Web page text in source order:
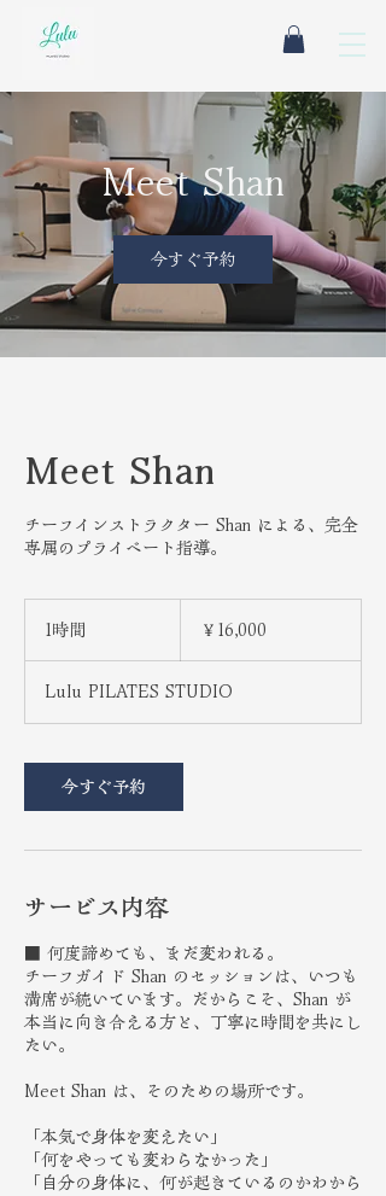
Meet Shan
今すぐ予約
Meet Shan
チーフインストラクター Shan による、完全
専属のプライベート指導。
1時間 ￥16,000
Lulu PILATES STUDIO
今すぐ予約
サービス内容
■ 何度諦めても、まだ変われる。
チーフガイド Shan のセッションは、いつも
満席が続いています。だからこそ、Shan が
本当に向き合える方と、丁寧に時間を共にし
たい。
Meet Shan は、そのための場所です。
「本気で身体を変えたい」
「何をやっても変わらなかった」
「自分の身体に、何が起きているのかわから